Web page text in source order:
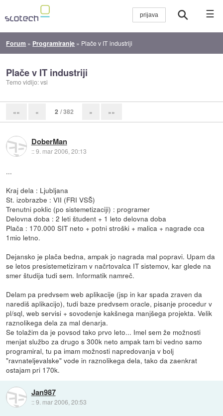
☰
Forum » Programiranje » Plače v IT industriji
Plače v IT industriji
Temo vidijo: vsi
«« « 2 / 382 » »»
DoberMan
::9. mar 2006, 20:13
...
Kraj dela : Ljubljana
St. izobrazbe : VII (FRI VSŠ)
Trenutni poklic (po sistemetizaciji) : programer
Delovna doba : 2 leti študent + 1 leto delovna doba
Plača : 170.000 SIT neto + potni stroški + malica + nagrade cca
1mio letno.
Dejansko je plača bedna, ampak jo nagrada mal popravi. Upam da
se letos presistemetiziram v načrtovalca IT sistemov, kar glede na
smer študija tudi sem. Informatik namreč.
Delam pa predvsem web aplikacije (jsp in kar spada zraven da
narediš aplikacijo), tudi baze predvsem oracle, pisanje procedur v
pl/sql, web servisi + sovodenje kakšnega manjšega projekta. Velik
raznolikega dela za mal denarja.
Se tolažim da je povsod tako prvo leto... Imel sem že možnosti
menjat službo za drugo s 300k neto ampak tam bi vedno samo
programiral, tu pa imam možnosti napredovanja v bolj
"ravnateljevalske" vode in raznolikega dela, tako da zaenkrat
ostajam pri 170k.
Jan987
::9. mar 2006, 20:53